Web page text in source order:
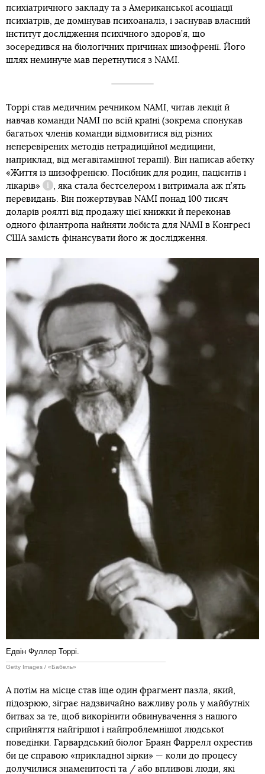
психіатричного закладу та з Американської асоціації
психіатрів, де домінував психоаналіз, і заснував власний
інститут дослідження психічного здоров’я, що
зосередився на біологічних причинах шизофренії. Його
шлях неминуче мав перетнутися з NAMI.
Торрі став медичним речником NAMI, читав лекції й
навчав команди NAMI по всій країні (зокрема спонукав
багатьох членів команди відмовитися від різних
неперевірених методів нетрадиційної медицини,
наприклад, від мегавітамінної терапії). Він написав абетку
«Життя із шизофренією. Посібник для родин, пацієнтів і
лікарів»
Довідка
, яка стала бестселером і витримала аж п’ять
перевидань. Він пожертвував NAMI понад 100 тисяч
доларів роялті від продажу цієї книжки й переконав
одного філантропа найняти лобіста для NAMI в Конгресі
США замість фінансувати його ж дослідження.
Едвін Фуллер Торрі.
Getty Images / «Бабель»
А потім на місце став іще один фрагмент пазла, який,
підозрюю, зіграє надзвичайно важливу роль у майбутніх
битвах за те, щоб викорінити обвинувачення з нашого
сприйняття найгіршої і найпроблемнішої людської
поведінки. Гарвардський біолог Браян Фаррелл охрестив
би це справою «прикладної зірки» — коли до процесу
долучилися знаменитості та / або впливові люди, які